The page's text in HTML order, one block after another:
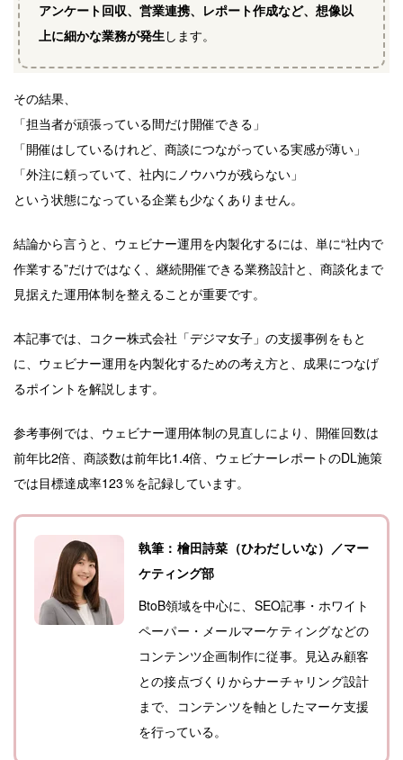
アンケート回収、営業連携、レポート作成など、想像以
上に細かな業務が発生します。
その結果、
「担当者が頑張っている間だけ開催できる」
「開催はしているけれど、商談につながっている実感が薄い」
「外注に頼っていて、社内にノウハウが残らない」
という状態になっている企業も少なくありません。
結論から言うと、ウェビナー運用を内製化するには、単に“社内で
作業する”だけではなく、継続開催できる業務設計と、商談化まで
見据えた運用体制を整えることが重要です。
本記事では、コクー株式会社「デジマ女子」の支援事例をもと
に、ウェビナー運用を内製化するための考え方と、成果につなげ
るポイントを解説します。
参考事例では、ウェビナー運用体制の見直しにより、開催回数は
前年比2倍、商談数は前年比1.4倍、ウェビナーレポートのDL施策
では目標達成率123％を記録しています。
執筆：檜田詩菜（ひわだしいな）／マー
ケティング部
BtoB領域を中心に、SEO記事・ホワイト
ペーパー・メールマーケティングなどの
コンテンツ企画制作に従事。見込み顧客
との接点づくりからナーチャリング設計
まで、コンテンツを軸としたマーケ支援
を行っている。